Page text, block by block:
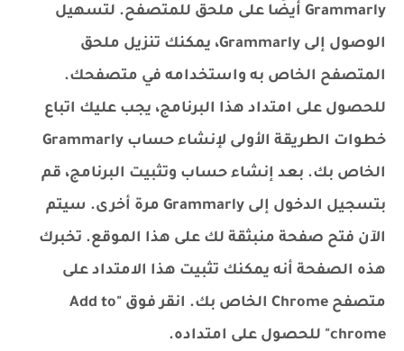
Grammarly أيضًا على ملحق للمتصفح. لتسهيل
الوصول إلى Grammarly، يمكنك تنزيل ملحق
المتصفح الخاص به واستخدامه في متصفحك.
للحصول على امتداد هذا البرنامج، يجب عليك اتباع
خطوات الطريقة الأولى لإنشاء حساب Grammarly
الخاص بك. بعد إنشاء حساب وتثبيت البرنامج، قم
بتسجيل الدخول إلى Grammarly مرة أخرى. سيتم
الآن فتح صفحة منبثقة لك على هذا الموقع. تخبرك
هذه الصفحة أنه يمكنك تثبيت هذا الامتداد على
متصفح Chrome الخاص بك. انقر فوق "Add to
chrome" للحصول على امتداده.